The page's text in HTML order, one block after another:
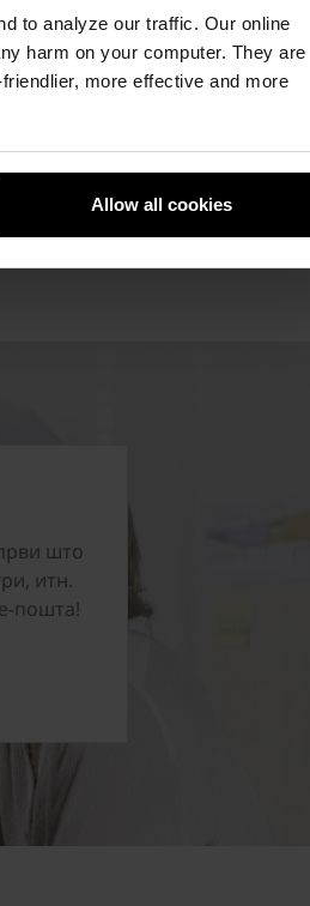
to analyze our traffic. Our online
harm on your computer. They are
more effective and more
Allow all cookies
што
итн.
пошта!